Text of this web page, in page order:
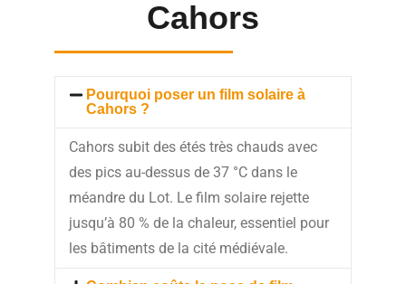
Cahors
Pourquoi poser un film solaire à
Cahors ?
Cahors subit des étés très chauds avec
des pics au-dessus de 37 °C dans le
méandre du Lot. Le film solaire rejette
jusqu’à 80 % de la chaleur, essentiel pour
les bâtiments de la cité médiévale.